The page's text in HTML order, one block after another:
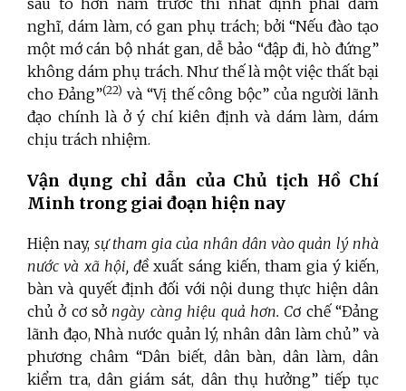
nghĩ, dám làm, có gan phụ trách; bởi “Nếu đào tạo
một mớ cán bộ nhát gan, dễ bảo “đập đi, hò đứng”
không dám phụ trách. Như thế là một việc thất bại
cho Đảng”(22) và “Vị thế công bộc” của người lãnh
đạo chính là ở ý chí kiên định và dám làm, dám
chịu trách nhiệm.
Vận dụng chỉ dẫn của Chủ tịch Hồ Chí
Minh trong giai đoạn hiện nay
Hiện nay, sự tham gia của nhân dân vào quản lý nhà
nước và xã hội,đề xuất sáng kiến, tham gia ý kiến,
bàn và quyết định đối với nội dung thực hiện dân
chủ ở cơ sở ngày càng hiệu quả hơn. Cơ chế “Đảng
lãnh đạo, Nhà nước quản lý, nhân dân làm chủ” và
phương châm “Dân biết, dân bàn, dân làm, dân
kiểm tra, dân giám sát, dân thụ hưởng” tiếp tục